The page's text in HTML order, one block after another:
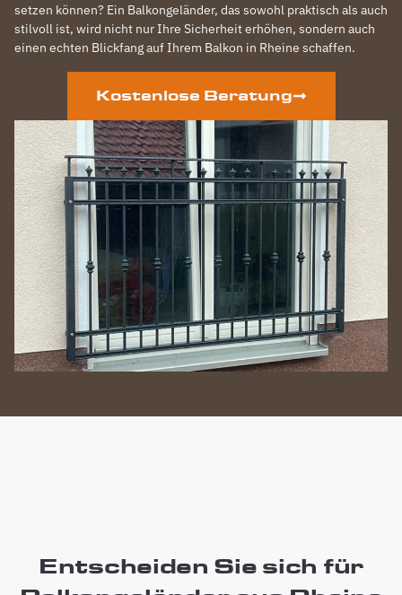
setzen können? Ein Balkongeländer, das sowohl praktisch als auch
stilvoll ist, wird nicht nur Ihre Sicherheit erhöhen, sondern auch
einen echten Blickfang auf Ihrem Balkon in Rheine schaffen.
Kostenlose Beratung
Entscheiden Sie sich für